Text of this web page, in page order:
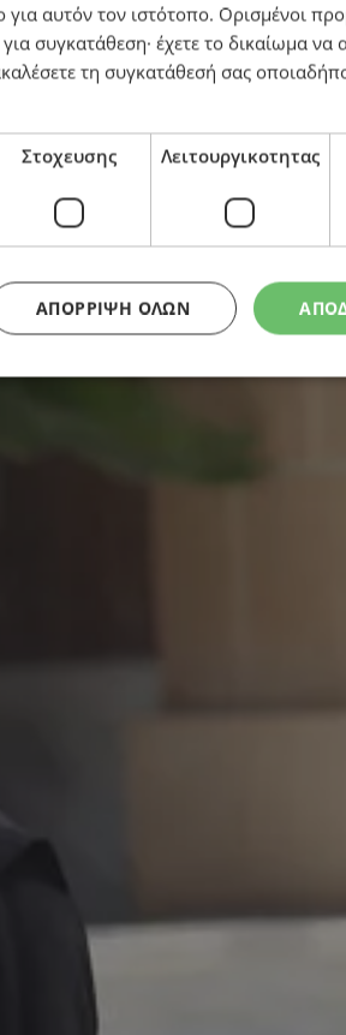
η αντεξέταση του πρώτου
αυτόν τον ιστότοπο. Ορισμένοι
συγκατάθεση· έχετε το δικαίωμα να
τη συγκατάθεσή σας
Στοχευσης Λειτουργικοτητας
ΑΠΌΡΡΙΨΗ ΌΛΩΝ